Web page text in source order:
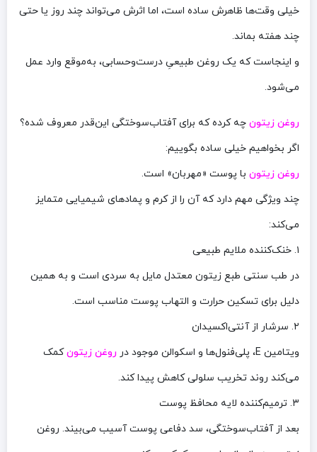
خیلی وقت‌ها ظاهرش ساده است، اما اثرش می‌تواند چند روز یا حتی
چند هفته بماند.
و اینجاست که یک روغن طبیعیِ درست‌وحسابی، به‌موقع وارد عمل
می‌شود.
روغن زیتون چه کرده که برای آفتاب‌سوختگی این‌قدر معروف شده؟
اگر بخواهیم خیلی ساده بگوییم:
روغن زیتون با پوست «مهربان» است.
چند ویژگی مهم دارد که آن را از کرم‌ و پمادهای شیمیایی متمایز
می‌کند:
۱. خنک‌کننده ملایم طبیعی
در طب سنتی طبع زیتون معتدل مایل به سردی است و به همین
دلیل برای تسکین حرارت و التهاب پوست مناسب است.
۲. سرشار از آنتی‌اکسیدان
ویتامین E، پلی‌فنول‌ها و اسکوالن موجود در
روغن زیتونکمک
می‌کند روند تخریب سلولی کاهش پیدا کند.
۳. ترمیم‌کننده لایه محافظ پوست
بعد از آفتاب‌سوختگی، سد دفاعی پوست آسیب می‌بیند. روغن